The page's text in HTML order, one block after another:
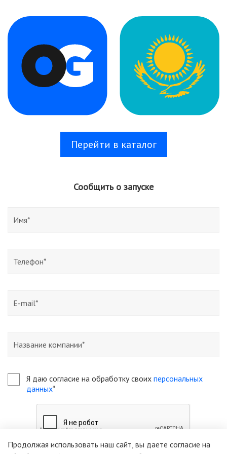
Перейти в каталог
Сообщить о запуске
Я даю согласие на обработку своих персональных
данных*
Продолжая использовать наш сайт, вы даете согласие на